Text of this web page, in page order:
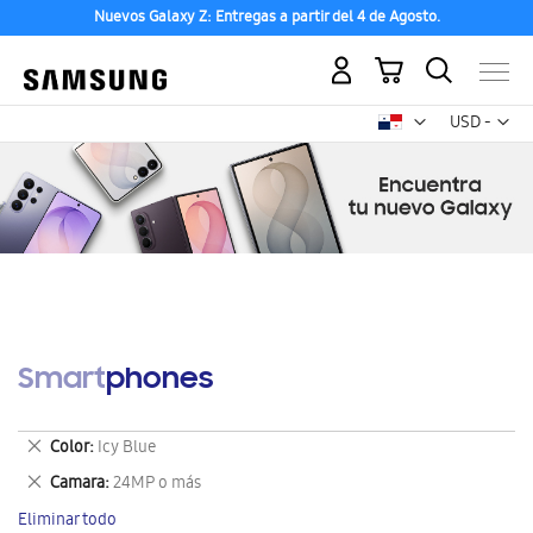
Nuevos Galaxy Z: Entregas a partir del 4 de Agosto.
USD -
dólar
Mi carrito
Smartphones
Color Icy Blue
Eliminar
este
artículo
Camara 24MP o más
Eliminar
este
Eliminar todo